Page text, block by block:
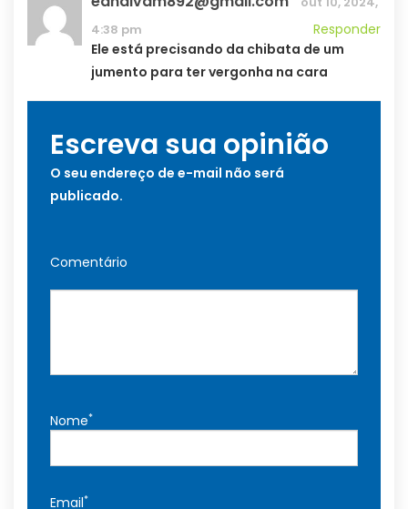
4:38 pm
Responder
Ele está precisando da chibata de um
jumento para ter vergonha na cara
Escreva sua opinião
O seu endereço de e-mail não será
publicado.
Comentário
Nome*
Email*